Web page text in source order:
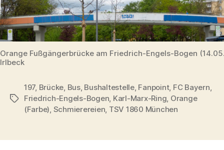
Orange Fußgängerbrücke am Friedrich-Engels-Bogen
Irlbeck
Schlagwörter
197, Brücke Bus, Bushaltestelle, Fanpoint, FC Bayern
Friedrich-Engels-Bogen Karl-Marx-Ring Orange
(Farbe) Schmierereien TSV 1860 München